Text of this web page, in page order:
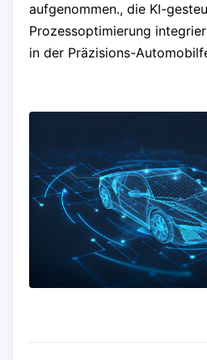
aufgenommen., die KI-
Prozessoptimierung
in der Präzisions-